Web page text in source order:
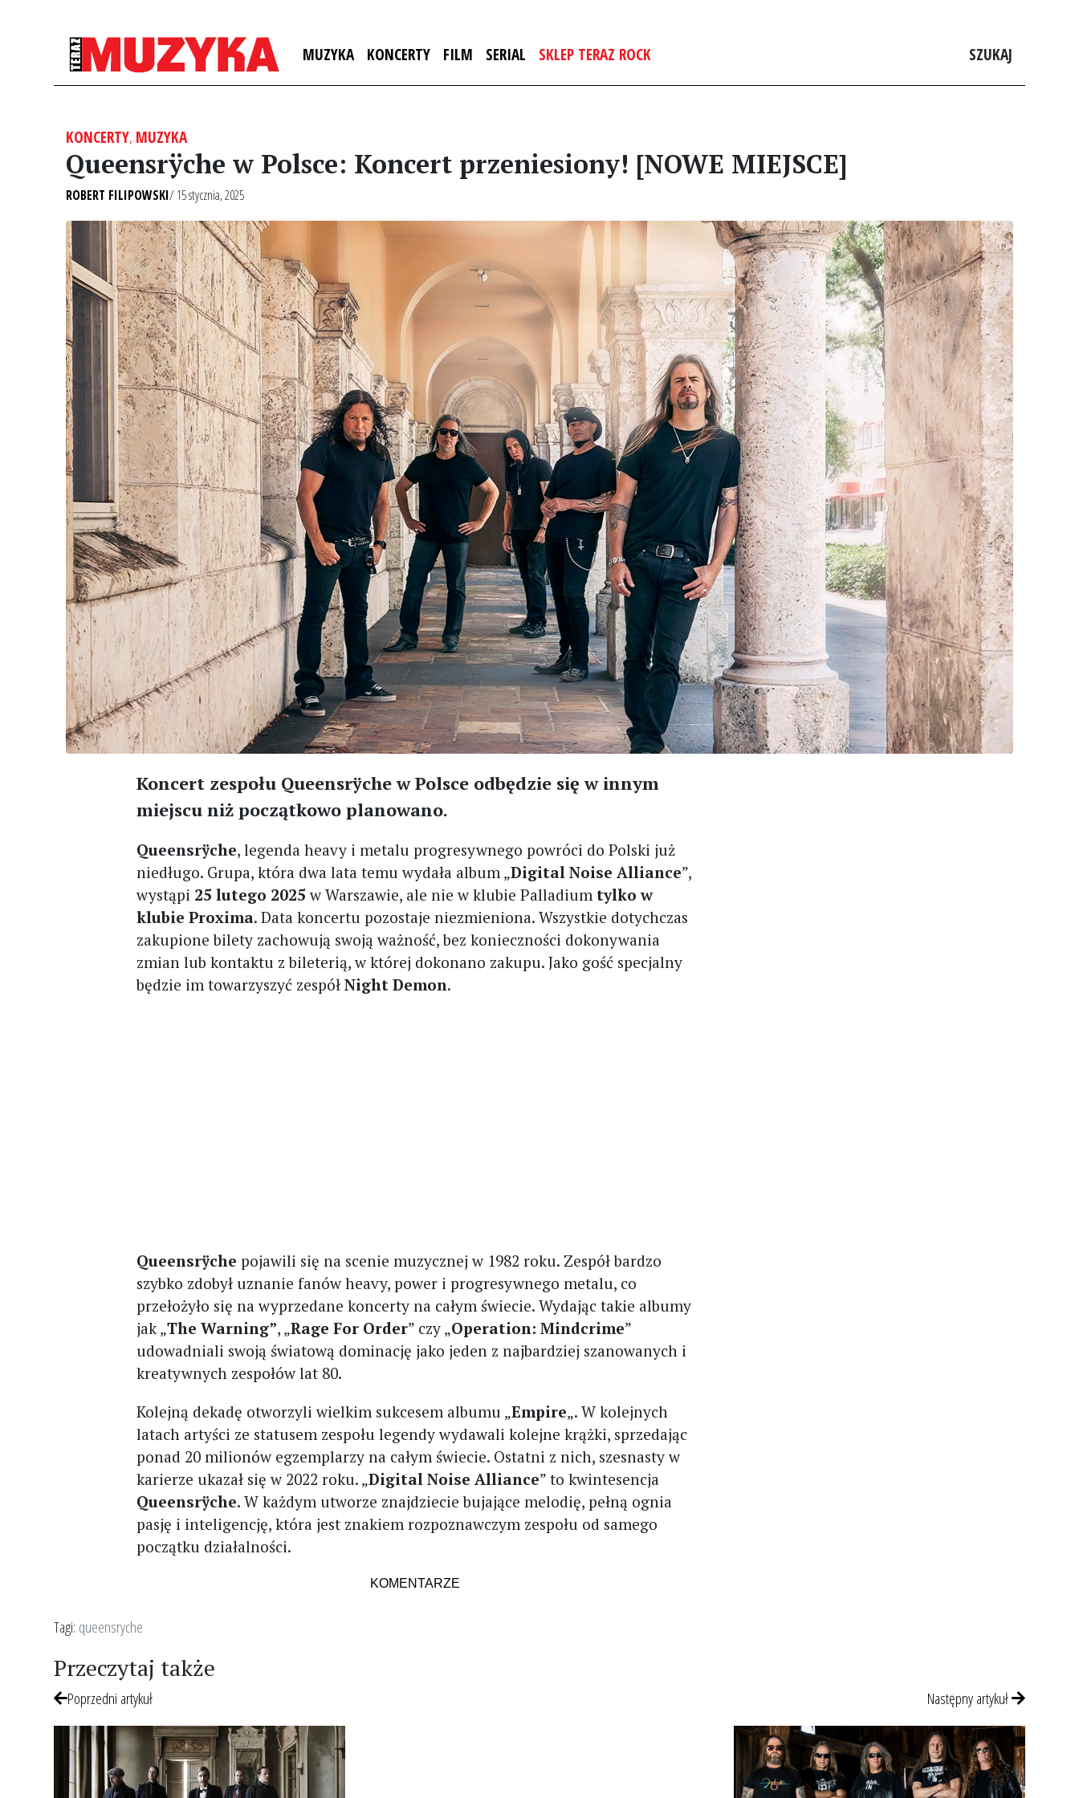
MUZYKA KONCERTY FILM SERIAL SKLEP TERAZ ROCK SZUKAJ
KONCERTY, MUZYKA
Queensrÿche w Polsce: Koncert przeniesiony! [NOWE MIEJSCE]
ROBERT FILIPOWSKI/ 15 stycznia, 2025
Koncert zespołu Queensrÿche w Polsce odbędzie się w innym
miejscu niż początkowo planowano.
Queensrÿche, legenda heavy i metalu progresywnego powróci do Polski już
niedługo. Grupa, która dwa lata temu wydała album „Digital Noise Alliance”,
wystąpi 25 lutego 2025w Warszawie, ale nie w klubie Palladium tylko w
klubie Proxima. Data koncertu pozostaje niezmieniona. Wszystkie dotychczas
zakupione bilety zachowują swoją ważność, bez konieczności dokonywania
zmian lub kontaktu z bileterią, w której dokonano zakupu. Jako gość specjalny
będzie im towarzyszyć zespółNight Demon.
Queensrÿchepojawili się na scenie muzycznej w 1982 roku. Zespół bardzo
szybko zdobył uznanie fanów heavy, power i progresywnego metalu, co
przełożyło się na wyprzedane koncerty na całym świecie. Wydając takie albumy
jak „The Warning”, „Rage For Order” czy „Operation: Mindcrime”
udowadniali swoją światową dominację jako jeden z najbardziej szanowanych i
kreatywnych zespołów lat 80.
Kolejną dekadę otworzyli wielkim sukcesem albumu „Empire„. W kolejnych
latach artyści ze statusem zespołu legendy wydawali kolejne krążki, sprzedając
ponad 20 milionów egzemplarzy na całym świecie. Ostatni z nich, szesnasty w
karierze ukazał się w 2022 roku. „Digital Noise Alliance” to kwintesencja
Queensrÿche. W każdym utworze znajdziecie bujające melodię, pełną ognia
pasję i inteligencję, która jest znakiem rozpoznawczym zespołu od samego
początku działalności.
KOMENTARZE
Tagi: queensryche
Przeczytaj także
Poprzedni artykuł Następny artykuł